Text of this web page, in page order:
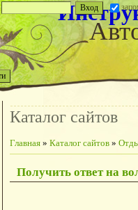
Каталог сайтов
Главная» Каталог сайтов»
Получить ответ на